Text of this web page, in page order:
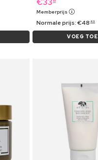
€33
Memberprijs
Normale prijs:€48 49
VOEG TOE